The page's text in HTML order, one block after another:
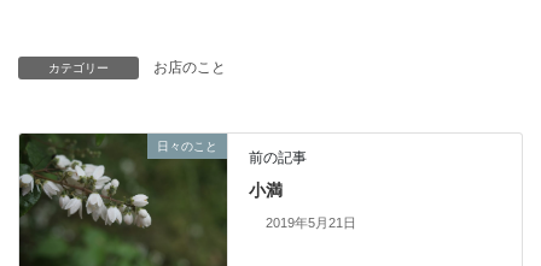
カテゴリー お店のこと
日々のこと
前の記事
小満
2019年5月21日